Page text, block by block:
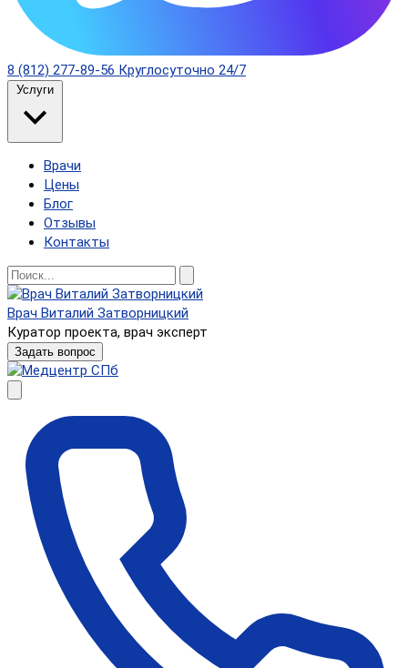
8 (812) 277-89-56 Круглосуточно 24/7
Услуги
Врачи
Цены
Блог
Отзывы
Контакты
Врач Виталий Затворницкий
Куратор проекта, врач эксперт
Задать вопрос